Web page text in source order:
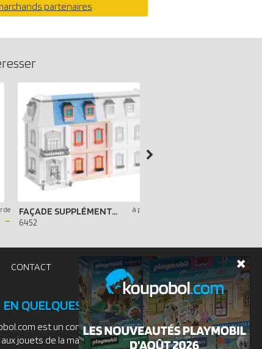
partenaires
de
-
FAÇADE SUPPLÉMENTAIRE POUR MAISON TRADITIONNELLE
6452
à partir de
CONTACT
EN QUELQUES MOTS
est un comparateur de prix
jouets de la marque PLAYMOBIL.